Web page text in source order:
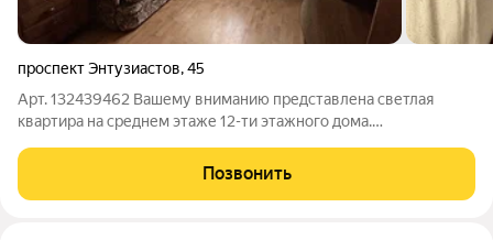
проспект Энтузиастов,45
Арт. 132439462 Вашему вниманию представлена светлая
квартира на среднем этаже 12-ти этажного дома.
Спальня - 12 кв.м. Зал - - 17 кв.м. Раздельный санузел. Выход на
лоджию из зала. Отличное
Позвонить